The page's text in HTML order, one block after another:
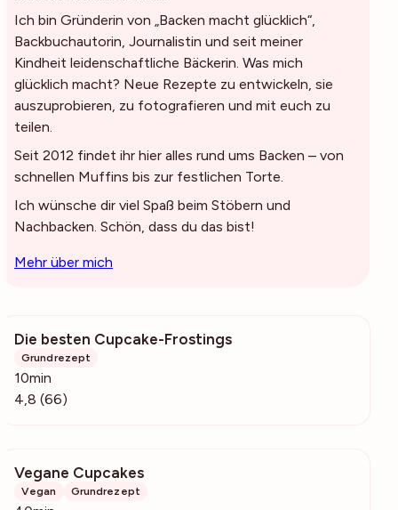
Ich bin Gründerin von „Backen macht glücklich“,
Backbuchautorin, Journalistin und seit meiner
Kindheit leidenschaftliche Bäckerin. Was mich
glücklich macht? Neue Rezepte zu entwickeln, sie
auszuprobieren, zu fotografieren und mit euch zu
teilen.
Seit 2012 findet ihr hier alles rund ums Backen – von
schnellen Muffins bis zur festlichen Torte.
Ich wünsche dir viel Spaß beim Stöbern und
Nachbacken. Schön, dass du das bist!
Mehr über mich
Die besten Cupcake-Frostings
Grundrezept
10min
4,8 (66)
Vegane Cupcakes
Vegan Grundrezept